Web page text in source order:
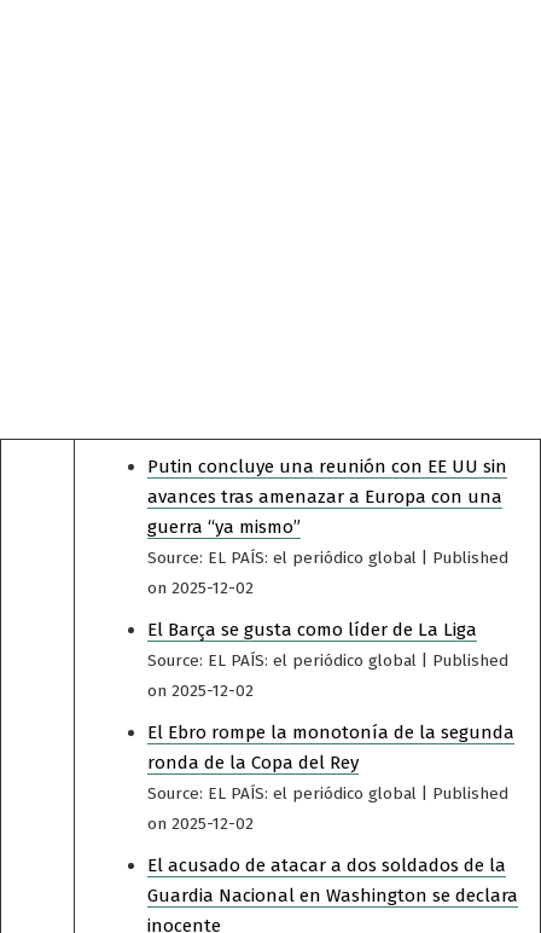
Putin concluye una reunión con EE UU sin
avances tras amenazar a Europa con una
guerra “ya mismo”
Source: EL PAÍS: el periódico global
Published
on 2025-12-02
El Barça se gusta como líder de La Liga
Source: EL PAÍS: el periódico global
Published
on 2025-12-02
El Ebro rompe la monotonía de la segunda
ronda de la Copa del Rey
Source: EL PAÍS: el periódico global
Published
on 2025-12-02
El acusado de atacar a dos soldados de la
Guardia Nacional en Washington se declara
inocente